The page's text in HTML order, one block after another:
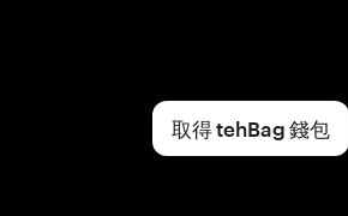
取得 tehBag 錢包